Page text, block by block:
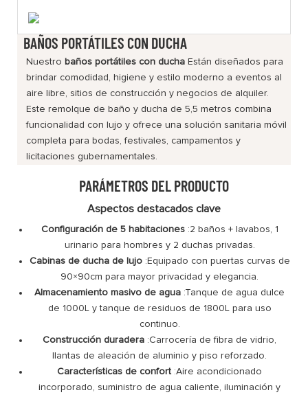
BAÑOS PORTÁTILES CON DUCHA
Nuestro baños portátiles con duchaEstán diseñados para
brindar comodidad, higiene y estilo moderno a eventos al
aire libre, sitios de construcción y negocios de alquiler.
Este remolque de baño y ducha de 5,5 metros combina
funcionalidad con lujo y ofrece una solución sanitaria móvil
completa para bodas, festivales, campamentos y
licitaciones gubernamentales.
PARÁMETROS DEL PRODUCTO
Aspectos destacados clave
Configuración de 5 habitaciones :2 baños + lavabos, 1
urinario para hombres y 2 duchas privadas.
Cabinas de ducha de lujo :Equipado con puertas curvas de
90×90cm para mayor privacidad y elegancia.
Almacenamiento masivo de agua :Tanque de agua dulce
de 1000L y tanque de residuos de 1800L para uso
continuo.
Construcción duradera :Carrocería de fibra de vidrio,
llantas de aleación de aluminio y piso reforzado.
Características de confort :Aire acondicionado
incorporado, suministro de agua caliente, iluminación y